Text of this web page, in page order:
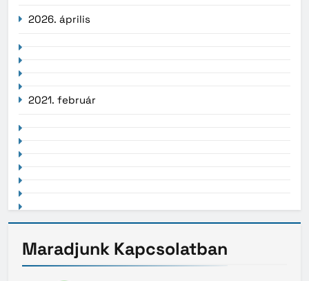
2026. április
2021. február
Maradjunk Kapcsolatban